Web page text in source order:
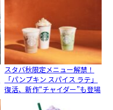
スタバ秋限定メニュー解禁！
「パンプキン スパイス ラテ」
復活、新作“チャイダー”も登場